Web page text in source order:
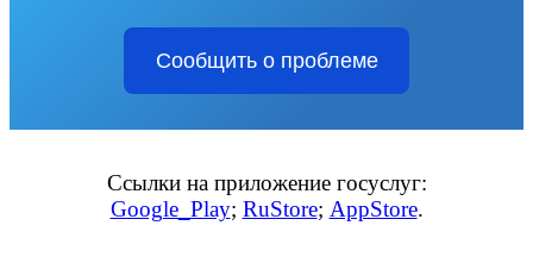
Сообщить о проблеме
Ссылки на приложение госуслуг:
Google_Play; RuStore; AppStore.